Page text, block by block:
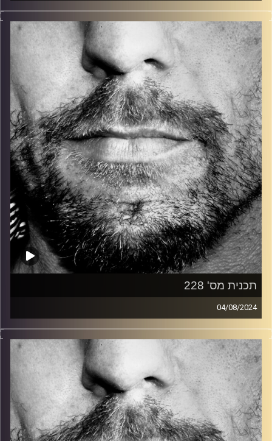
זיפים, מוזיקה מחוספסת של הופעות חיות. הרבה ג'אם, רוק,
בלוז, bluegrass, ג'אז, Fאנק, פרוגרסיב ואפילו אלקטרוניקה.
כל מה שחי, אמיתי ונושם.
עם שמוליק רגב.
קרדיט תמונות: David Goehring
תכנית מס' 228
04/08/2024
זיפים, מוזיקה מחוספסת של הופעות חיות. הרבה ג'אם, רוק,
בלוז, bluegrass, ג'אז, Fאנק, פרוגרסיב ואפילו אלקטרוניקה.
כל מה שחי, אמיתי ונושם.
עם שמוליק רגב.
קרדיט תמונות: David Goehring